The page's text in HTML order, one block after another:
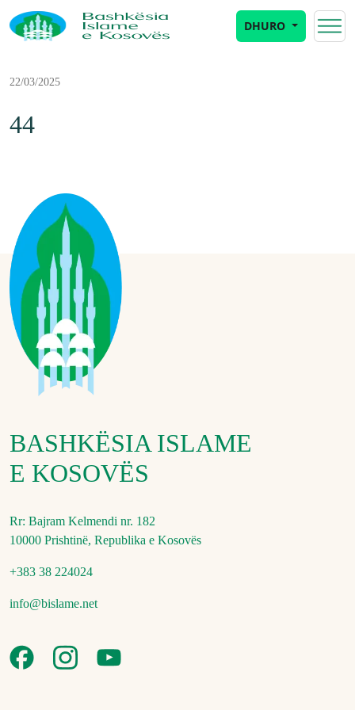
DHURO
22/03/2025
44
BASHKËSIA ISLAME
E KOSOVËS
Rr: Bajram Kelmendi nr. 182
10000 Prishtinë, Republika e Kosovës
+383 38 224024
info@bislame.net